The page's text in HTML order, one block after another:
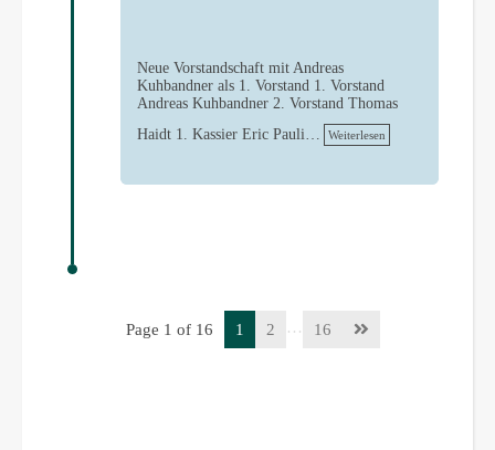
Neue Vorstandschaft mit Andreas
Kuhbandner als 1. Vorstand 1. Vorstand
Andreas Kuhbandner 2. Vorstand Thomas
Haidt 1. Kassier Eric Pauli…
Weiterlesen
Page 1 of 16 1 2 … 16